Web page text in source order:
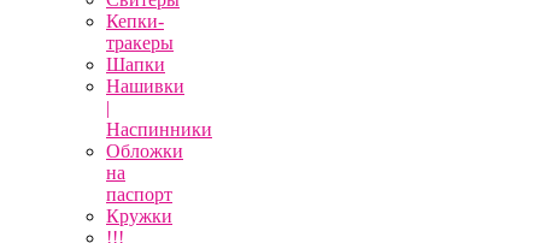
Кепки-
тракеры
Шапки
Нашивки
|
Наспинники
Обложки
на
паспорт
Кружки
!!!